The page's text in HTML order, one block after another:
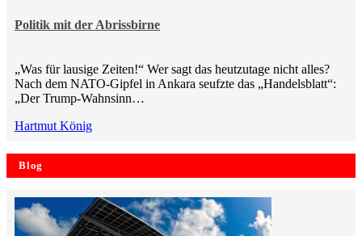
Politik mit der Abrissbirne
„Was für lausige Zeiten!“ Wer sagt das heutzutage nicht alles?
Nach dem NATO-Gipfel in Ankara seufzte das „Handelsblatt“:
„Der Trump-Wahnsinn…
Hartmut König
Blog